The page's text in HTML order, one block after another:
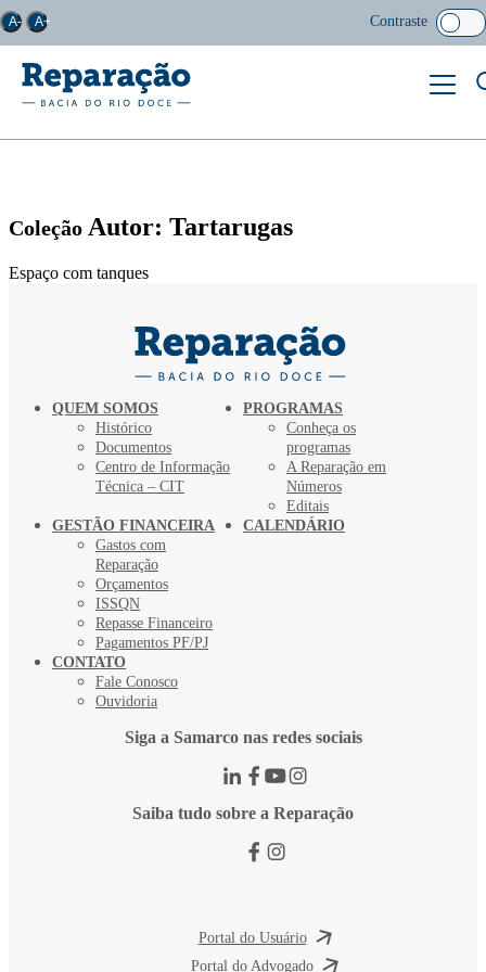
A- A+ Contraste
Coleção Autor: Tartarugas
Espaço com tanques
QUEM SOMOS
Histórico
Documentos
Centro de Informação
Técnica – CIT
PROGRAMAS
Conheça os
programas
A Reparação em
Números
Editais
GESTÃO FINANCEIRA
Gastos com
Reparação
Orçamentos
ISSQN
Repasse Financeiro
Pagamentos PF/PJ
CALENDÁRIO
CONTATO
Fale Conosco
Ouvidoria
Siga a Samarco nas redes sociais
Saiba tudo sobre a Reparação
Portal do Usuário
Portal do Advogado